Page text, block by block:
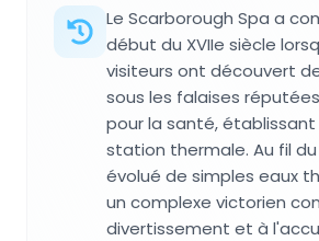
Le Scarborough Spa a
début du XVIIe siècle
visiteurs ont découvert
sous les falaises
pour la santé,
station thermale. Au fil
évolué de simples eaux
un complexe victorien
divertissement et à